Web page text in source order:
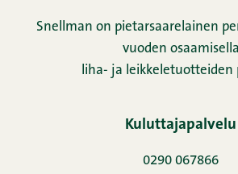
Snellman on pietarsaarelainen
vuoden osaamisella
liha- ja leikkeletuotteiden
Kuluttajapalvelu
0290 067866